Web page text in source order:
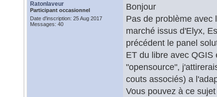
Ratonlaveur
Participant occasionnel
Date d'inscription: 25 Aug 2017
Messages: 40
Bonjour
Pas de problème avec
marché issus d'Elyx,
précédent le panel
ET du libre avec
"opensource",
couts associés) a
Vous pouvez à ce